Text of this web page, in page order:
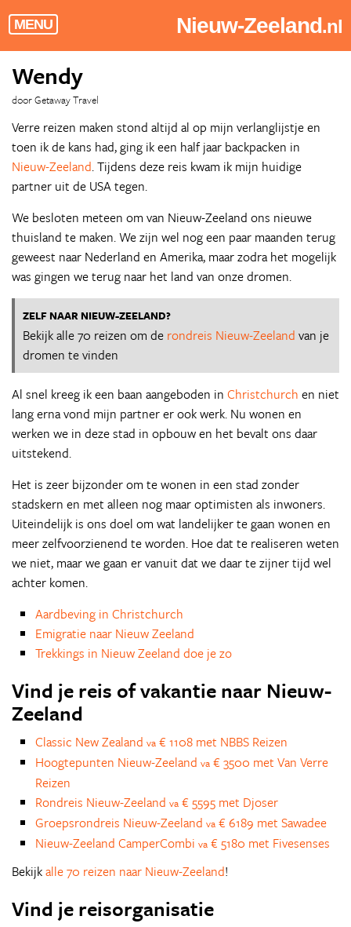
MENU Nieuw-Zeeland.nl
Wendy
door Getaway Travel
Verre reizen maken stond altijd al op mijn verlanglijstje en
toen ik de kans had, ging ik een half jaar backpacken in
Nieuw-Zeeland. Tijdens deze reis kwam ik mijn huidige
partner uit de USA tegen.
We besloten meteen om van Nieuw-Zeeland ons nieuwe
thuisland te maken. We zijn wel nog een paar maanden terug
geweest naar Nederland en Amerika, maar zodra het mogelijk
was gingen we terug naar het land van onze dromen.
ZELF NAAR NIEUW-ZEELAND?
Bekijk alle 70 reizen om de rondreis Nieuw-Zeeland van je
dromen te vinden
Al snel kreeg ik een baan aangeboden in Christchurch en niet
lang erna vond mijn partner er ook werk. Nu wonen en
werken we in deze stad in opbouw en het bevalt ons daar
uitstekend.
Het is zeer bijzonder om te wonen in een stad zonder
stadskern en met alleen nog maar optimisten als inwoners.
Uiteindelijk is ons doel om wat landelijker te gaan wonen en
meer zelfvoorzienend te worden. Hoe dat te realiseren weten
we niet, maar we gaan er vanuit dat we daar te zijner tijd wel
achter komen.
Aardbeving in Christchurch
Emigratie naar Nieuw Zeeland
Trekkings in Nieuw Zeeland doe je zo
Vind je reis of vakantie naar Nieuw-
Zeeland
Classic New Zealand va € 1108 met NBBS Reizen
Hoogtepunten Nieuw-Zeeland va € 3500 met Van Verre
Reizen
Rondreis Nieuw-Zeeland va € 5595 met Djoser
Groepsrondreis Nieuw-Zeeland va € 6189 met Sawadee
Nieuw-Zeeland CamperCombi va € 5180 met Fivesenses
Bekijkalle 70 reizen naar Nieuw-Zeeland!
Vind je reisorganisatie